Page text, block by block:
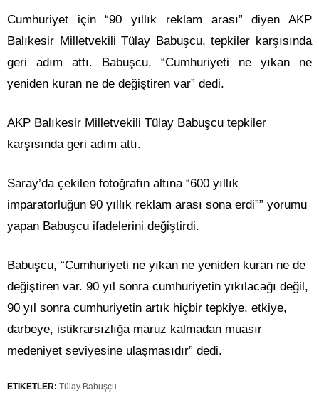
Cumhuriyet için “90 yıllık reklam arası” diyen AKP
Balıkesir Milletvekili Tülay Babuşcu, tepkiler karşısında
geri adım attı. Babuşcu, “Cumhuriyeti ne yıkan ne
yeniden kuran ne de değiştiren var” dedi.
AKP Balıkesir Milletvekili Tülay Babuşcu tepkiler
karşısında geri adım attı.
Saray’da çekilen fotoğrafın altına “600 yıllık
imparatorluğun 90 yıllık reklam arası sona erdi”” yorumu
yapan Babuşcu ifadelerini değiştirdi.
Babuşcu, “Cumhuriyeti ne yıkan ne yeniden kuran ne de
değiştiren var. 90 yıl sonra cumhuriyetin yıkılacağı değil,
90 yıl sonra cumhuriyetin artık hiçbir tepkiye, etkiye,
darbeye, istikrarsızlığa maruz kalmadan muasır
medeniyet seviyesine ulaşmasıdır” dedi.
ETİKETLER: Tülay Babuşçu